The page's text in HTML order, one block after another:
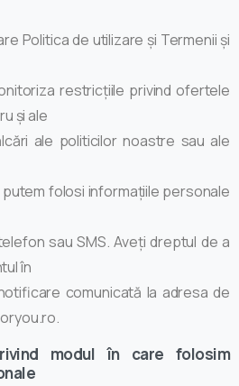
Politica de utilizare și Termenii și
restricțiile privind ofertele
și ale
ale politicilor noastre sau ale
folosi informațiile personale
sau SMS. Aveți dreptul de a
în
comunicată la adresa de
modul în care folosim